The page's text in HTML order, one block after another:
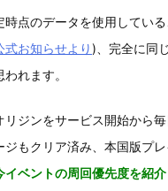
時点のデータを使用してい
式お知らせより)、完全に同
れます。
ジンをサービス開始から
ジもクリア済み、本国版プ
イベントの周回優先度を紹介